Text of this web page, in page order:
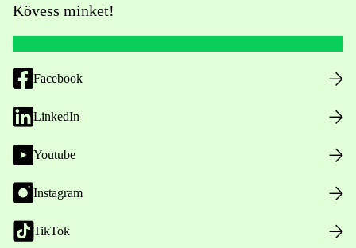
Kövess minket!
Facebook
LinkedIn
Youtube
Instagram
TikTok